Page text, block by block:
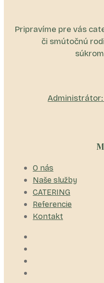
Pripravíme pre vás
či smútočnú
Administrátor:
O nás
Naše služby
CATERING
Referencie
Kontakt